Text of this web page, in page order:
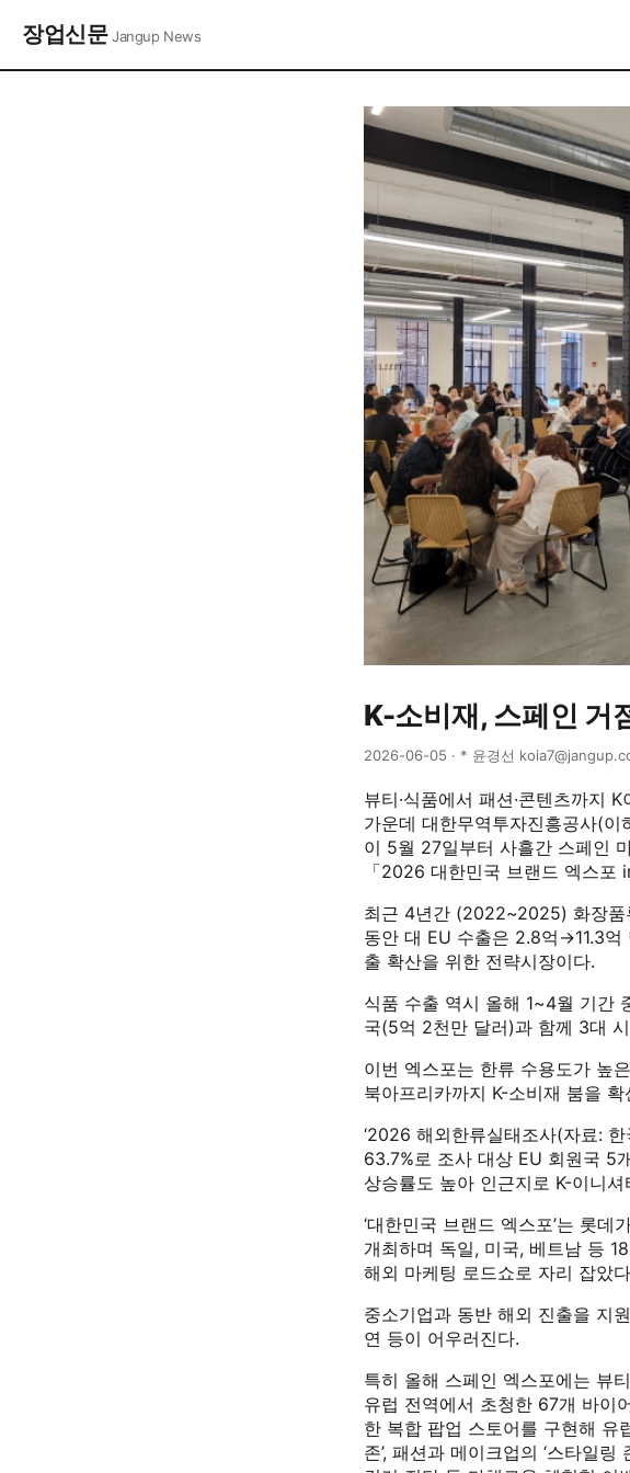
장업신문Jangup News
K-소비재, 스페인 거
2026-06-05 · * 윤경선
뷰티·식품에서 패션·콘텐츠까지
가운데 대한무역투자진흥공사(
이 5월 27일부터 사흘간 스페인
「2026 대한민국 브랜드 엑스포
최근 4년간 (2022~2025) 화장품
동안 대 EU 수출은 2.8억→11.3억
출 확산을 위한 전략시장이다.
식품 수출 역시 올해 1~4월 기간
국(5억 2천만 달러)과 함께 3대
이번 엑스포는 한류 수용도가 높
북아프리카까지 K-소비재 붐을
‘2026 해외한류실태조사(자료:
63.7%로 조사 대상 EU 회원국 5
상승률도 높아 인근지로 K-이니
‘대한민국 브랜드 엑스포’는 롯
개최하며 독일, 미국, 베트남 등
해외 마케팅 로드쇼로 자리 잡았
중소기업과 동반 해외 진출을 지
연 등이 어우러진다.
특히 올해 스페인 엑스포에는 뷰
유럽 전역에서 초청한 67개 바이
한 복합 팝업 스토어를 구현해 유
존’, 패션과 메이크업의 ‘스타일링